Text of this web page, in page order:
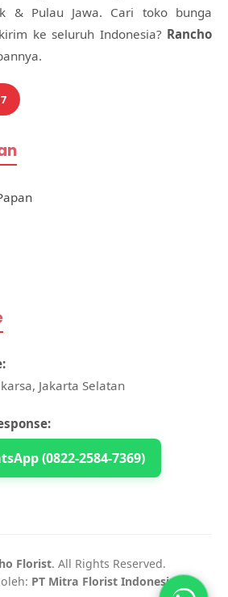
& Pulau Jawa. Cari toko bunga
ke seluruh Indonesia? Rancho
Jakarta Selatan
(0822-2584-7369)
Florist. All Rights Reserved.
PT Mitra Florist Indonesia